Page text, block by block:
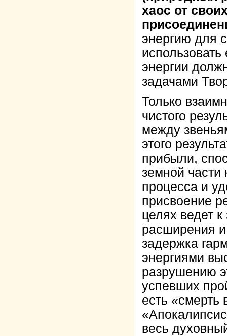
хаос от
энергию для
энергии
задачами
Только
чистого
между
этого
прибыли,
земной части
процесса и
присвоение
целях ведет
расширения
задержка
энергиями
разрушению
успевших
есть «смерть
весь